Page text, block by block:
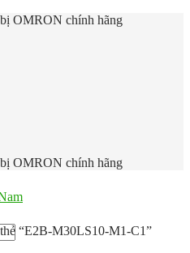
OMRON chính hãng
OMRON chính hãng
“E2B-M30LS10-M1-C1”